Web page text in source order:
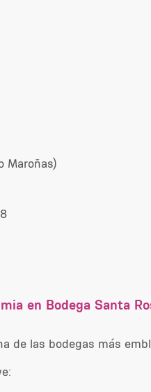
Maroñas)
en Bodega Santa
de las bodegas más